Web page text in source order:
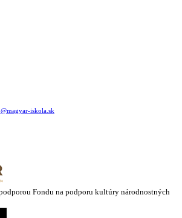
iskola.sk
Fondu na podporu kultúry národnostných